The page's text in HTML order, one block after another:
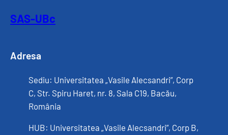
SAS-UBc
Adresa
Sediu: Universitatea „Vasile Alecsandri”, Corp
C, Str. Spiru Haret, nr. 8, Sala C19, Bacău,
România
HUB: Universitatea „Vasile Alecsandri”, Corp B,